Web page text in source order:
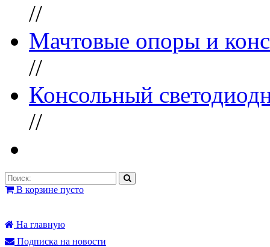
//
Мачтовые опоры и
//
Консольный
//
В корзине пусто
На главную
Подписка на новости